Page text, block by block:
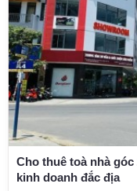
Cho thuê toà nhà
kinh doanh đắc địa